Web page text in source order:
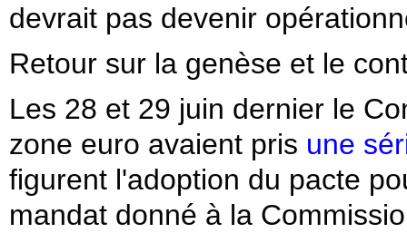
devrait pas devenir
Retour sur la genèse et le
Les 28 et 29 juin dernier le
zone euro avaient pris une
figurent l'adoption du pacte
mandat donné à la